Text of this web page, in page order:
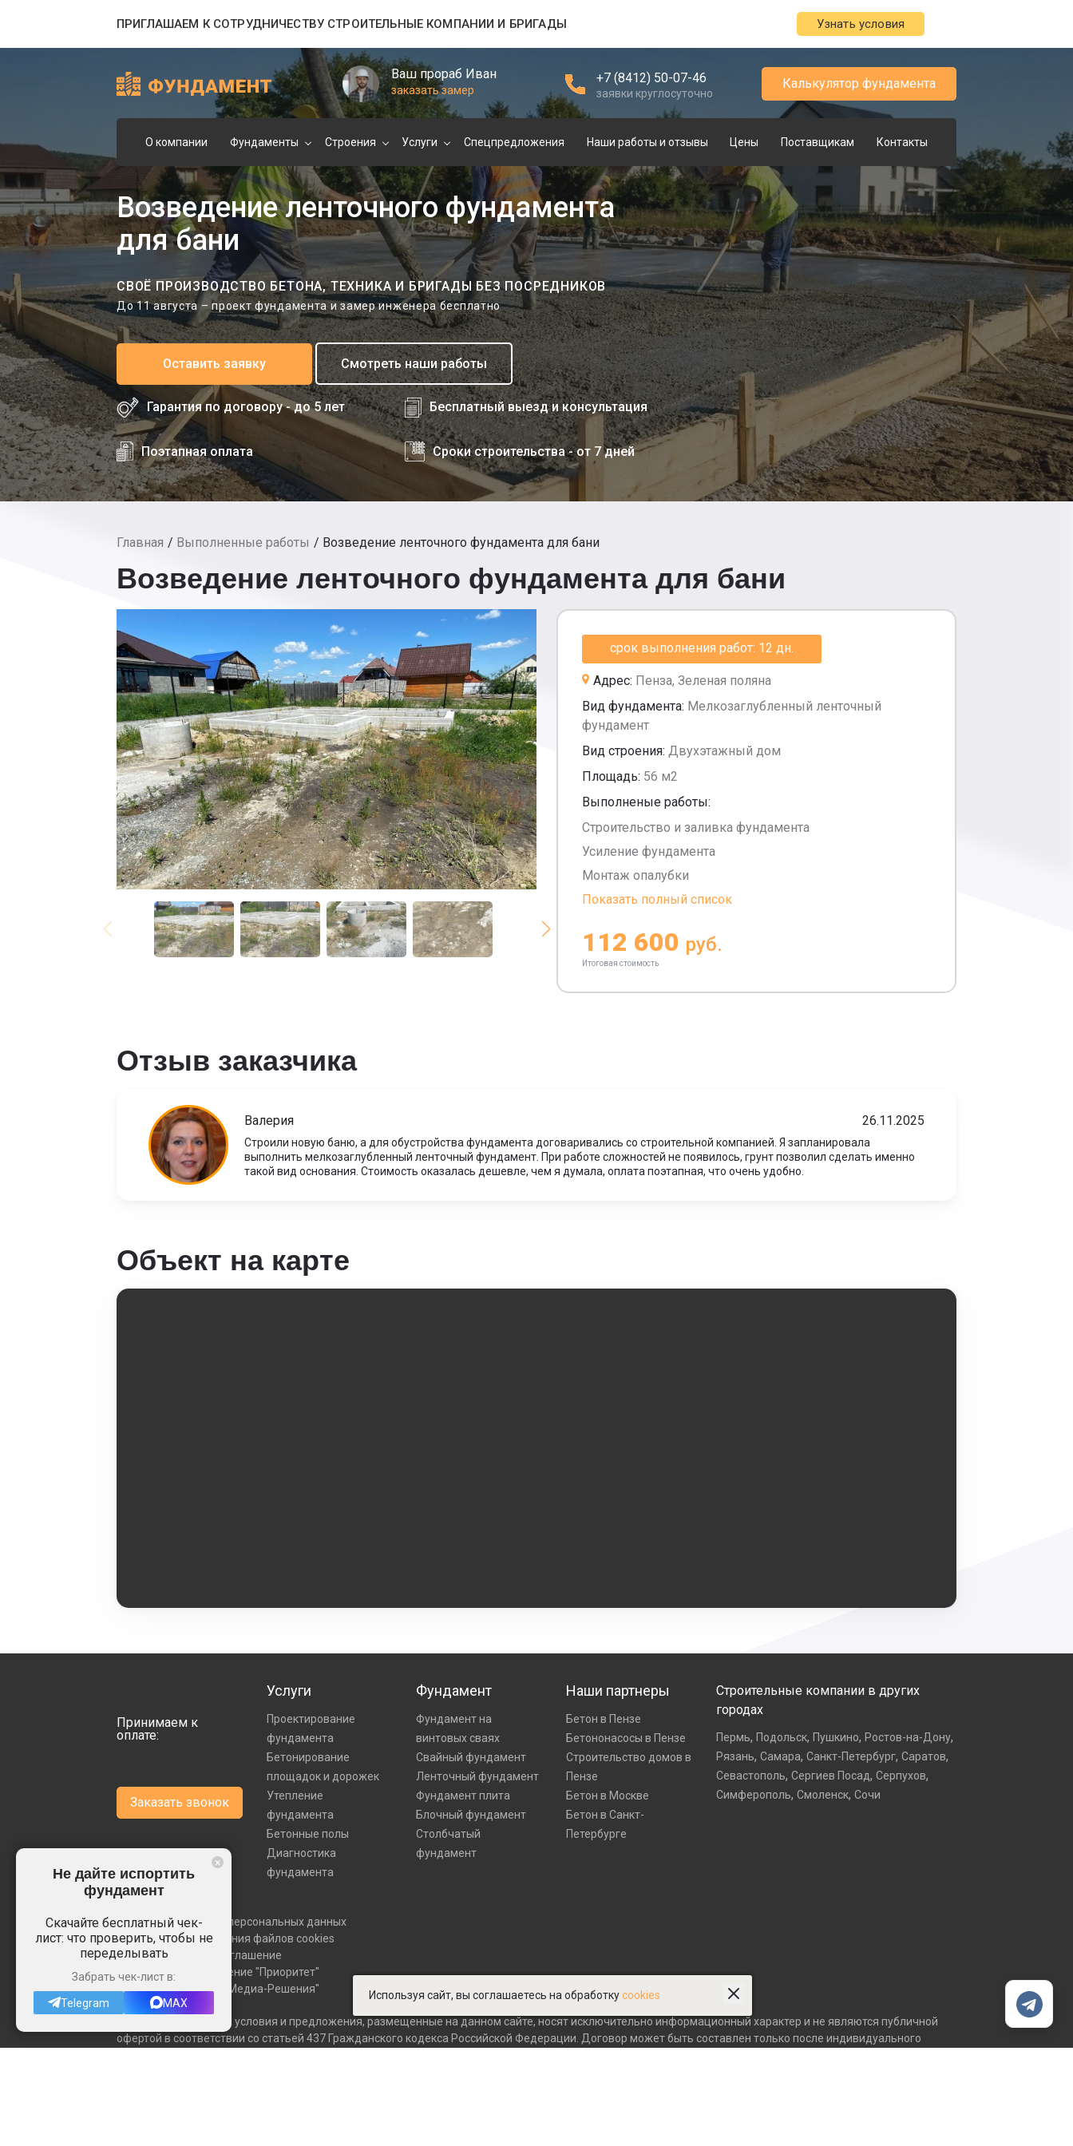
ПРИГЛАШАЕМ К СОТРУДНИЧЕСТВУ СТРОИТЕЛЬНЫЕ КОМПАНИИ И БРИГАДЫ Узнать условия
Ваш прораб Иван
заказать замер
+7 (8412) 50-07-46
заявки круглосуточно
Калькулятор фундамента
О компании Фундаменты Строения Услуги Спецпредложения Наши работы и отзывы Цены Поставщикам Контакты
Возведение ленточного фундамента
для бани
СВОЁ ПРОИЗВОДСТВО БЕТОНА, ТЕХНИКА И БРИГАДЫ БЕЗ ПОСРЕДНИКОВ
До 11 августа – проект фундамента и замер инженера бесплатно
Оставить заявку Смотреть наши работы
Гарантия по договору - до 5 лет Бесплатный выезд и консультация
Поэтапная оплата Сроки строительства - от 7 дней
Главная Выполненные работы Возведение ленточного фундамента для бани
Возведение ленточного фундамента для бани
срок выполнения работ: 12 дн.
Адрес: Пенза, Зеленая поляна
Вид фундамента: Мелкозаглубленный ленточный
фундамент
Вид строения: Двухэтажный дом
Площадь: 56 м2
Выполненые работы:
Строительство и заливка фундамента
Усиление фундамента
Монтаж опалубки
Показать полный список
112 600 руб.
Итоговая стоимость
Отзыв заказчика
Валерия 26.11.2025
Строили новую баню, а для обустройства фундамента договаривались со строительной компанией. Я запланировала
выполнить мелкозаглубленный ленточный фундамент. При работе сложностей не появилось, грунт позволил сделать именно
такой вид основания. Стоимость оказалась дешевле, чем я думала, оплата поэтапная, что очень удобно.
Объект на карте
Принимаем к
оплате:
Заказать звонок
Услуги
Проектирование
фундамента
Бетонирование
площадок и дорожек
Утепление
фундамента
Бетонные полы
Диагностика
фундамента
Фундамент
Фундамент на
винтовых сваях
Свайный фундамент
Ленточный фундамент
Фундамент плита
Блочный фундамент
Столбчатый
фундамент
Наши партнеры
Бетон в Пензе
Бетононасосы в Пензе
Строительство домов в
Пензе
Бетон в Москве
Бетон в Санкт-
Петербурге
Строительные компании в других
городах
Пермь, Подольск, Пушкино, Ростов-на-Дону,
Рязань, Самара, Санкт-Петербург, Саратов,
Севастополь, Сергиев Посад, Серпухов,
Симферополь, Смоленск, Сочи
Политика обработки персональных данных
Политика использования файлов cookies
Пользовательское соглашение
Создание и продвижение "Приоритет"
Управление сайтом "Медиа-Решения"
Все материалы, цены, условия и предложения, размещенные на данном сайте, носят исключительно информационный характер и не являются публичной
офертой в соответствии со статьей 437 Гражданского кодекса Российской Федерации. Договор может быть составлен только после индивидуального
Не дайте испортить
фундамент
×
Скачайте бесплатный чек-
лист: что проверить, чтобы не
переделывать
Забрать чек-лист в:
Telegram MAX
Используя сайт, вы соглашаетесь на обработкуcookies